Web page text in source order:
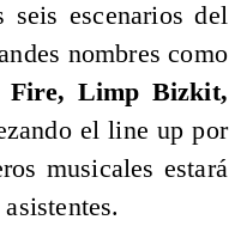
seis escenarios del
nombres como
Fire, Limp Bizkit,
el line up por
musicales estará